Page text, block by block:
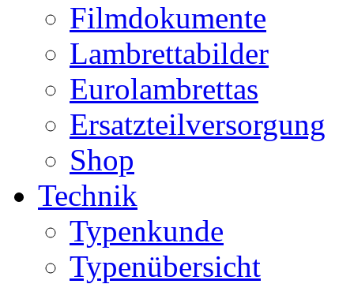
Filmdokumente
Lambrettabilder
Eurolambrettas
Ersatzteilversorgung
Shop
Technik
Typenkunde
Typenübersicht